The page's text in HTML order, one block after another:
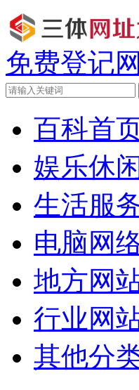
免费登记
百科首
娱乐休
生活服
电脑网
地方网
行业网
其他分